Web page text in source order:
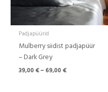
Padjapüürid
Mulberry siidist padjapüür
– Dark Grey
39,00€–69,00€